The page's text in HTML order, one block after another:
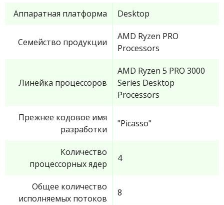
Аппаратная платформа Desktop
Семейство продукции
AMD Ryzen PRO
Processors
Линейка процессоров
AMD Ryzen 5 PRO 3000
Series Desktop
Processors
Прежнее кодовое имя
разработки
"Picasso"
Количество
процессорных ядер
4
Общее количество
исполняемых потоков
8